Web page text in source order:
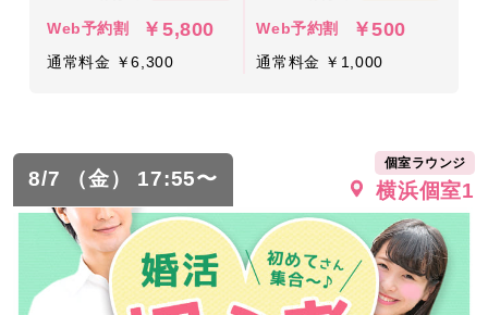
Web予約割 ￥5,800
通常料金 ￥6,300
Web予約割 ￥500
通常料金 ￥1,000
8/7 （金） 17:55〜
個室ラウンジ
横浜個室1